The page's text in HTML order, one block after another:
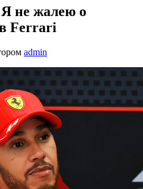
не жалею о
Ferrari
admin